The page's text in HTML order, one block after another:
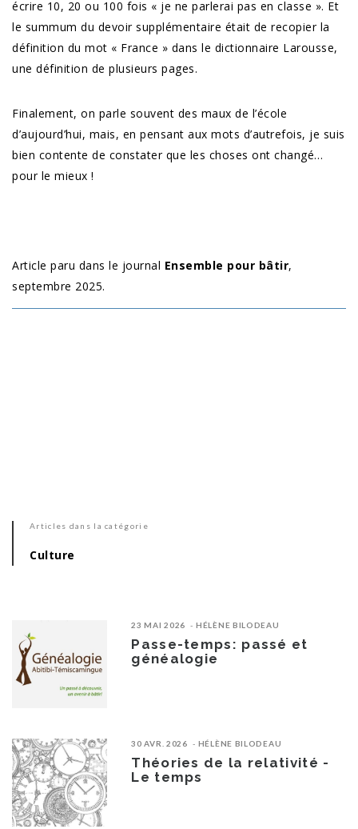
écrire 10, 20 ou 100 fois « je ne parlerai pas en classe ». Et
le summum du devoir supplémentaire était de recopier la
définition du mot « France » dans le dictionnaire Larousse,
une définition de plusieurs pages.
Finalement, on parle souvent des maux de l’école
d’aujourd’hui, mais, en pensant aux mots d’autrefois, je suis
bien contente de constater que les choses ont changé…
pour le mieux !
Article paru dans le journal Ensemble pour bâtir,
septembre 2025.
Articles dans la catégorie
Culture
23 MAI 2026 HÉLÈNE BILODEAU
Passe-temps: passé et
généalogie
30 AVR. 2026 HÉLÈNE BILODEAU
Théories de la relativité -
Le temps